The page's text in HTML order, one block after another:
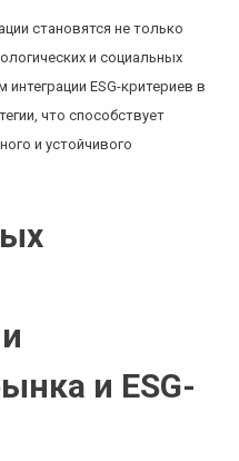
становятся не только
и социальных
ESG-критериев в
что способствует
и устойчивого
и ESG-